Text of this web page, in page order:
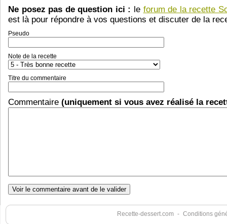
Ne posez pas de question ici :
le forum de la recette
est là pour répondre à vos questions et discuter de la
Pseudo
Note de la recette
Titre du commentaire
Commentaire (uniquement si vous avez réalisé la
Recette-dessert.com - Conditions